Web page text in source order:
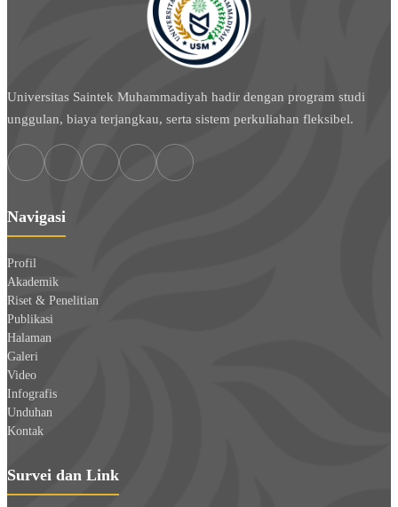
Universitas Saintek Muhammadiyah hadir dengan program studi
unggulan, biaya terjangkau, serta sistem perkuliahan fleksibel.
Navigasi
Profil
Akademik
Riset & Penelitian
Publikasi
Halaman
Galeri
Video
Infografis
Unduhan
Kontak
Survei dan Link